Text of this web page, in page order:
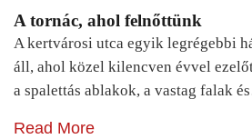
A tornác, ahol felnőttünk
A kertvárosi utca egyik legrégebbi
áll, ahol közel kilencven évvel
a spalettás ablakok, a vastag falak
Read More